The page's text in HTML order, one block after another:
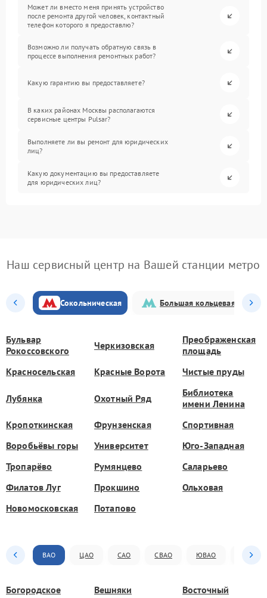
Может ли вместо меня принять устройство
после ремонта другой человек, контактный
телефон которого я предоставлю?
Возможно ли получать обратную связь в
процессе выполнения ремонтных работ?
Какую гарантию вы предоставляете?
В каких районах Москвы располагаются
сервисные центры Pulsar?
Выполняете ли вы ремонт для юридических
лиц?
Какую документацию вы предоставляете
для юридических лиц?
Наш сервисный центр на Вашей станции метро
Сокольническая Большая кольцевая
Бульвар
Рокоссовского
Черкизовская
Преображенская
площадь
Красносельская
Красные Ворота Чистые пруды
Лубянка Охотный Ряд
Библиотека
имени Ленина
Кропоткинская
Фрунзенская
Спортивная
Воробьёвы горы
Университет
Юго-Западная
Тропарёво
Румянцево
Саларьево
Филатов Луг
Прокшино
Ольховая
Новомосковская
Потапово
ВАО ЦАО САО СВАО ЮВАО ЮАО
Богородское Вешняки Восточный